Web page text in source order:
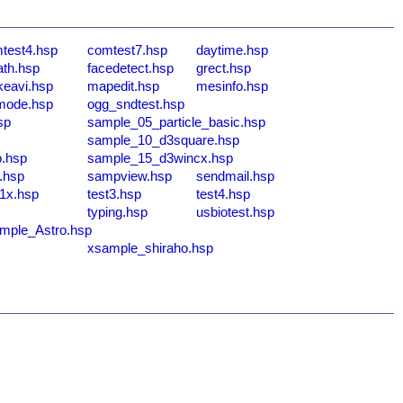
comtest7.hsp
daytime.hsp
facedetect.hsp
grect.hsp
mapedit.hsp
mesinfo.hsp
ogg_sndtest.hsp
sample_05_particle_basic.hsp
sample_10_d3square.hsp
sample_15_d3wincx.hsp
sampview.hsp
sendmail.hsp
test3.hsp
test4.hsp
typing.hsp
usbiotest.hsp
xsample_shiraho.hsp